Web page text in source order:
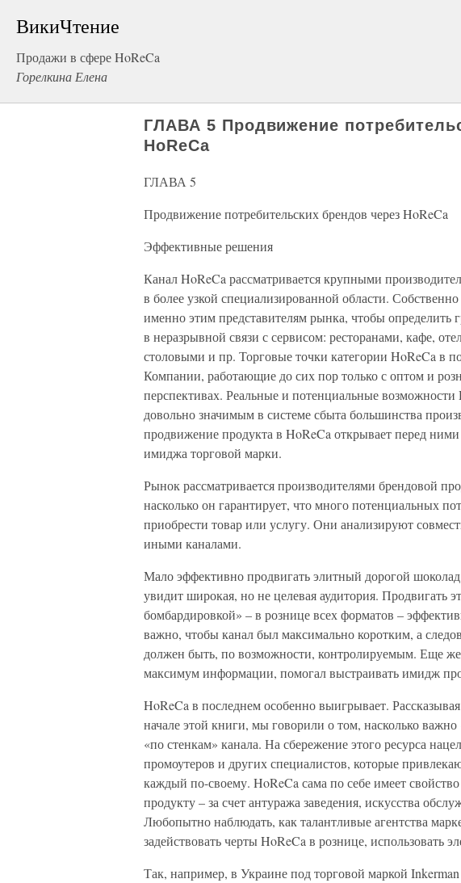
ВикиЧтение
Продажи в сфере HoReCa
Горелкина Елена
ГЛАВА 5 Продвижение
HoReCa
ГЛАВА 5
Продвижение потребительских брендов через HoReCa
Эффективные решения
Канал HoReCa рассматривается крупными
в более узкой специализированной области.
именно этим представителям рынка, чтобы определить
в неразрывной связи с сервисом: ресторанами, кафе,
столовыми и пр. Торговые точки категории HoReCa в
Компании, работающие до сих пор только с оптом и
перспективах. Реальные и потенциальные возможности
довольно значимым в системе сбыта большинства
продвижение продукта в HoReCa открывает перед
имиджа торговой марки.
Рынок рассматривается производителями брендовой
насколько он гарантирует, что много потенциальных
приобрести товар или услугу. Они анализируют
иными каналами.
Мало эффективно продвигать элитный дорогой шоколад
увидит широкая, но не целевая аудитория. Продвигать
бомбардировкой» – в рознице всех форматов –
важно, чтобы канал был максимально коротким, а
должен быть, по возможности, контролируемым. Еще
максимум информации, помогал выстраивать имидж
HoReCa в последнем особенно выигрывает.
начале этой книги, мы говорили о том, насколько
«по стенкам» канала. На сбережение этого ресурса
промоутеров и других специалистов, которые
каждый по-своему. HoReCa сама по себе имеет
продукту – за счет антуража заведения, искусства
Любопытно наблюдать, как талантливые агентства
задействовать черты HoReCa в рознице, использовать
Так, например, в Украине под торговой маркой